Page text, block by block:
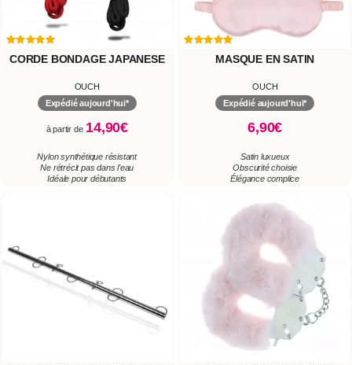
CORDE BONDAGE JAPANESE
OUCH
Expédié aujourd'hui*
à partir de 14,90€
Nylon synthétique résistant
Ne rétrécit pas dans l'eau
Idéale pour débutants
MASQUE EN SATIN
OUCH
Expédié aujourd'hui*
6,90€
Satin luxueux
Obscurité choisie
Élégance complice